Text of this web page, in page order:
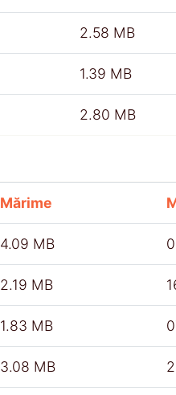
2.58 MB
1.39 MB
2.80 MB
Mărime
4.09 MB
2.19 MB
1.83 MB
3.08 MB